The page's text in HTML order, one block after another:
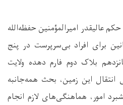
عالیقدر امیرالمؤمنین حفظه‌الله
برای افراد بی‌سرپرست در پنج
بلاک دوم فارم دهده ولایت
انتقال این زمین، بحث همه‌جانبه
امور، هماهنگی‌های لازم انجام